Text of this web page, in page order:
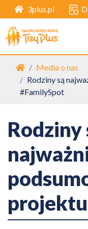
3plus.pl
Strona główna
Media o nas
Rodziny są
#FamilySpot
Rodziny